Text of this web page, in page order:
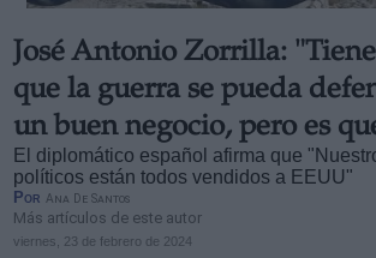
José Antonio Zorrilla:
que la guerra se pueda
un buen negocio, pero es
El diplomático español afirma que
políticos están todos vendidos a EEUU"
Por Ana De Santos
Más artículos de este autor
viernes, 23 de febrero de 2024